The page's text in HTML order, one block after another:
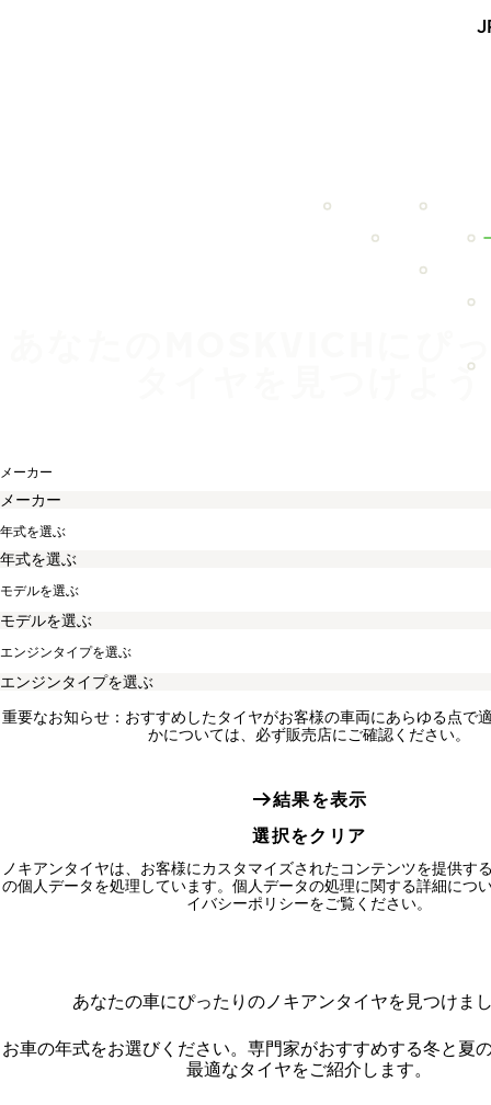
タイヤを見つけよう
メーカー
年式を選ぶ
モデルを選ぶ
エンジンタイプを選ぶ
重要なお知らせ：おすすめしたタイヤがお客様の車両にあらゆる点で
かについては、必ず販売店にご確認ください。
結果を表示
選択をクリア
ノキアンタイヤは、お客様にカスタマイズされたコンテンツを提供す
の個人データを処理しています。個人データの処理に関する詳細につ
イバシーポリシーをご覧ください。
あなたの車にぴったりのノキアンタイヤを見つけま
お車の年式をお選びください。専門家がおすすめする冬と夏
最適なタイヤをご紹介します。